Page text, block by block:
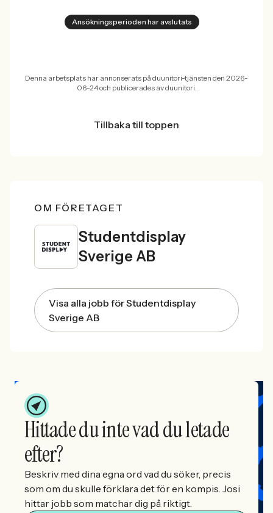
Ansökningsperioden har avslutats
Denna arbetsplats har annonserats på duunitori-tjänsten den 2026-
06-24 och publicerades av duunitori.
Tillbaka till toppen
OM FÖRETAGET
Studentdisplay
Sverige AB
Visa alla jobb för Studentdisplay
Sverige AB
Hittade du inte vad du letade
efter?
Beskriv med dina egna ord vad du söker, precis
som om du skulle förklara det för en kompis. Josi
hittar jobb som matchar dig på riktigt.